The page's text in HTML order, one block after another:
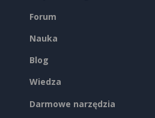
Forum
Nauka
Blog
Wiedza
Darmowe narzędzia